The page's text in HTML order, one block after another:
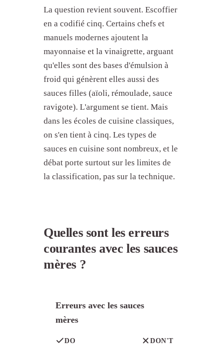
La question revient souvent. Escoffier
en a codifié cinq. Certains chefs et
manuels modernes ajoutent la
mayonnaise et la vinaigrette, arguant
qu'elles sont des bases d'émulsion à
froid qui génèrent elles aussi des
sauces filles (aïoli, rémoulade, sauce
ravigote). L'argument se tient. Mais
dans les écoles de cuisine classiques,
on s'en tient à cinq. Les types de
sauces en cuisine sont nombreux, et le
débat porte surtout sur les limites de
la classification, pas sur la technique.
Quelles sont les erreurs
courantes avec les sauces
mères ?
Erreurs avec les sauces
mères
DO DON'T